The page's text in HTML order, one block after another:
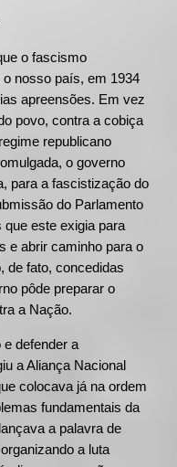
o fascismo
nosso país, em 1934
apreensões. Em vez
povo, contra a cobiça
republicano
o governo
para a fascistização do
do Parlamento
este exigia para
e abrir caminho para o
de fato, concedidas
pôde preparar o
a Nação.
e defender a
a Aliança Nacional
colocava já na ordem
fundamentais da
a palavra de
a luta